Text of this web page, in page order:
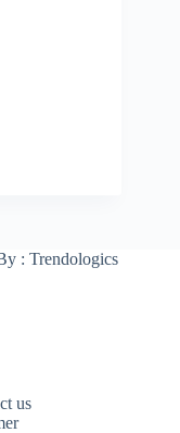
: Trendologics
us